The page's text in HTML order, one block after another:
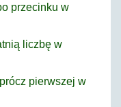
przecinku w
liczbę w
pierwszej w